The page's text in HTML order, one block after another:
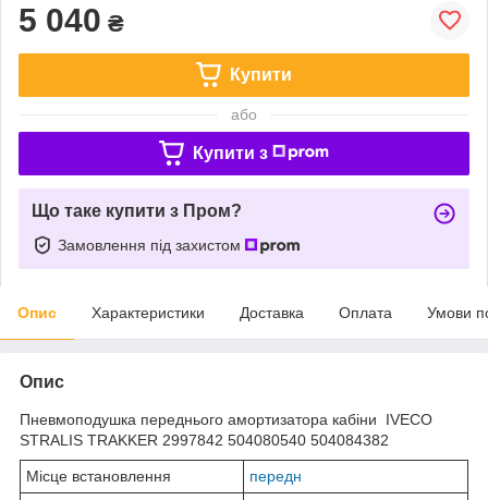
5 040 ₴
Купити
або
Купити з
Що таке купити з Пром?
Замовлення під захистом
Опис Характеристики Доставка Оплата Умови
Опис
Пневмоподушка переднього амортизатора кабіни IVECO
STRALIS TRAKKER 2997842 504080540 504084382
Місце встановлення
передн